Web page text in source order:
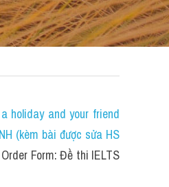
holiday and your friend
(kèm bài được sửa HS
Form: Đề thi IELTS